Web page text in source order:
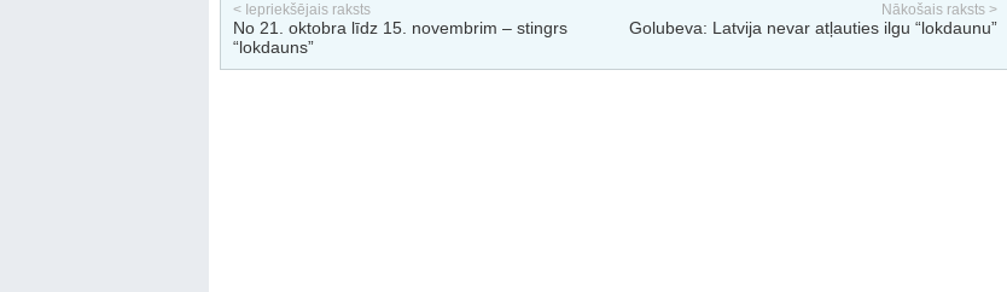
< Iepriekšējais raksts
No 21. oktobra līdz 15. novembrim – stingrs
“lokdauns”
Nākošais raksts >
Golubeva: Latvija nevar atļauties ilgu “lokdaunu”